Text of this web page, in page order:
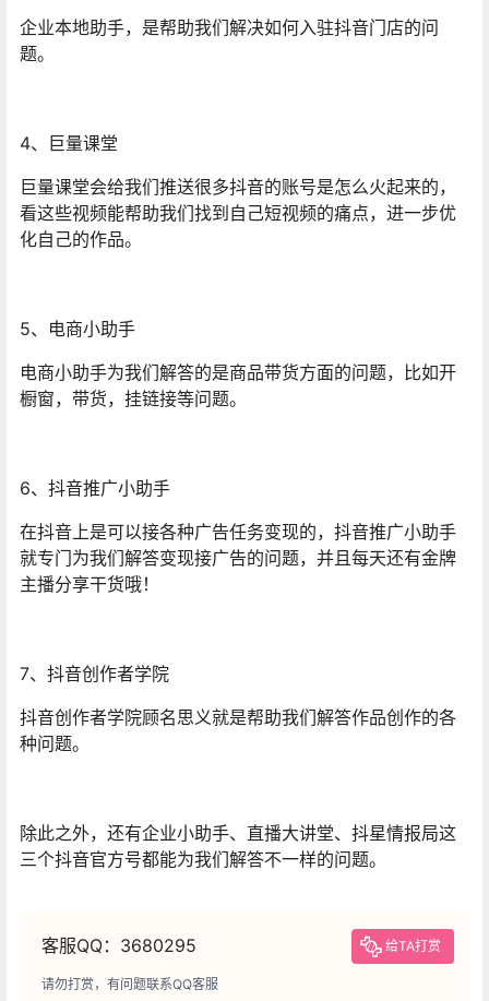
企业本地助手，是帮助我们解决如何入驻抖音门店的问
题。
4、巨量课堂
巨量课堂会给我们推送很多抖音的账号是怎么火起来的，
看这些视频能帮助我们找到自己短视频的痛点，进一步优
化自己的作品。
5、电商小助手
电商小助手为我们解答的是商品带货方面的问题，比如开
橱窗，带货，挂链接等问题。
6、抖音推广小助手
在抖音上是可以接各种广告任务变现的，抖音推广小助手
就专门为我们解答变现接广告的问题，并且每天还有金牌
主播分享干货哦！
7、抖音创作者学院
抖音创作者学院顾名思义就是帮助我们解答作品创作的各
种问题。
除此之外，还有企业小助手、直播大讲堂、抖星情报局这
三个抖音官方号都能为我们解答不一样的问题。
客服QQ：3680295 给TA打赏
请勿打赏，有问题联系QQ客服